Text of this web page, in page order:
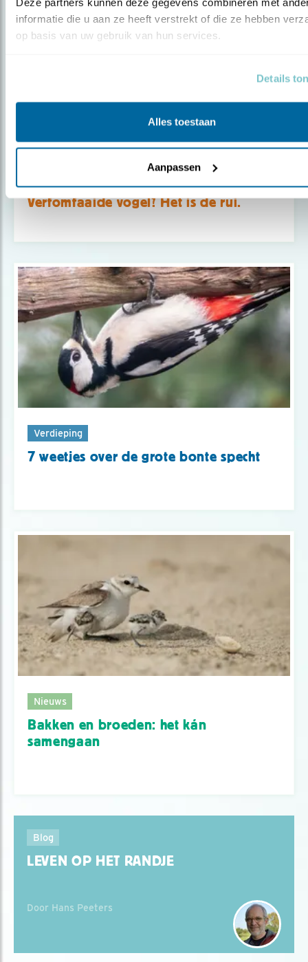
informatie die u aan ze heeft verstrekt of die ze hebben
op basis van uw gebruik van hun services.
Details
Alles toestaan
Aanpassen
Verfomfaaide vogel? Het is de rui.
Verdieping
7 weetjes over de grote bonte specht
Nieuws
Bakken en broeden: het kán
samengaan
Blog
LEVEN OP HET RANDJE
Door Hans Peeters